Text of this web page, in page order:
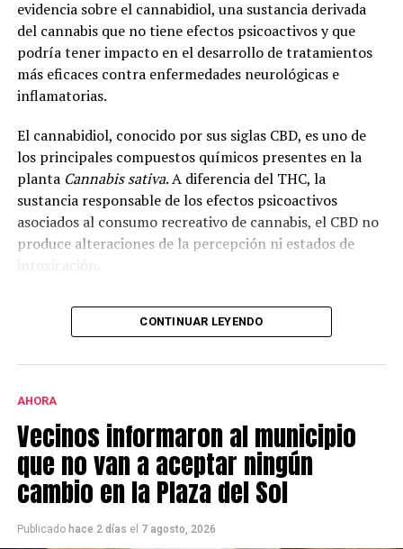
evidencia sobre el cannabidiol, una sustancia derivada
del cannabis que no tiene efectos psicoactivos y que
podría tener impacto en el desarrollo de tratamientos
más eficaces contra enfermedades neurológicas e
inflamatorias.
El cannabidiol, conocido por sus siglas CBD, es uno de
los principales compuestos químicos presentes en la
planta Cannabis sativa. A diferencia del THC, la
sustancia responsable de los efectos psicoactivos
asociados al consumo recreativo de cannabis, el CBD no
produce alteraciones de la percepción ni estados de
Cecilia Bouzat, profesora de la UNS e investigadora
superior del CONICET, explicó que en la investigación se
7, una molécula que interviene en la comunicación
Según explicó, “todavía no hay fármacos específicos
para este receptor. Por eso lo estamos estudiando: hay
evidencias claras de que activarlo o potenciarlo
tan compleja. Por ejemplo, todo lo relacionado con
CONTINUAR LEYENDO
AHORA
Vecinos informaron al municipio
que no van a aceptar ningún
cambio en la Plaza del Sol
Publicado hace 2 días el 7 agosto, 2026